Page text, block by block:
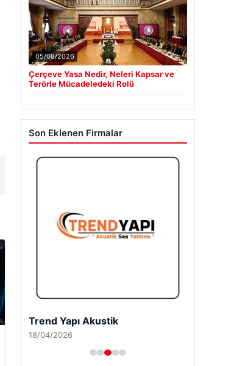
05/08/2026
Çerçeve Yasa Nedir, Neleri Kapsar ve
Terörle Mücadeledeki Rolü
Son Eklenen Firmalar
Trend Yapı Akustik
18/04/2026